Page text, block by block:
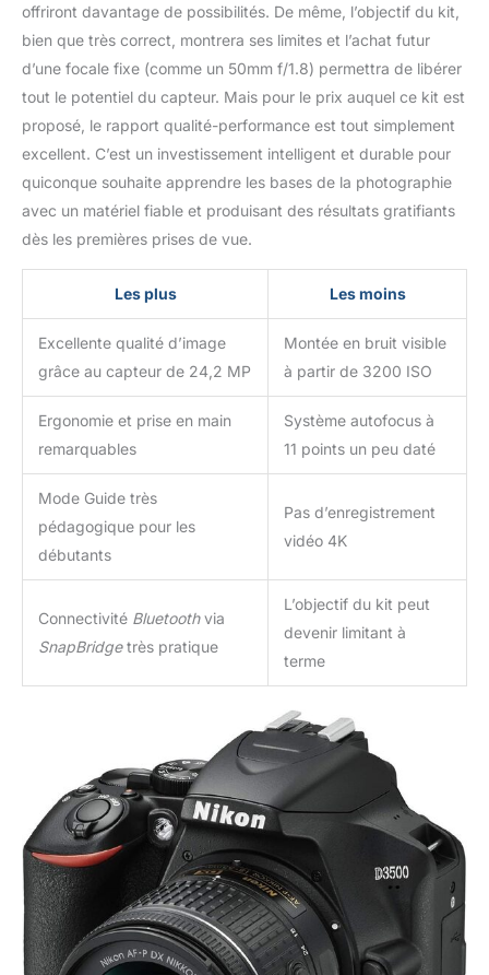
offriront davantage de possibilités. De même, l’objectif du kit,
bien que très correct, montrera ses limites et l’achat futur
d’une focale fixe (comme un 50mm f/1.8) permettra de libérer
tout le potentiel du capteur. Mais pour le prix auquel ce kit est
proposé, le rapport qualité-performance est tout simplement
excellent. C’est un investissement intelligent et durable pour
quiconque souhaite apprendre les bases de la photographie
avec un matériel fiable et produisant des résultats gratifiants
dès les premières prises de vue.
Les plus Les moins
Excellente qualité d’image
grâce au capteur de 24,2 MP
Montée en bruit visible
à partir de 3200 ISO
Ergonomie et prise en main
remarquables
Système autofocus à
11 points un peu daté
Mode Guide très
pédagogique pour les
débutants
Pas d’enregistrement
vidéo 4K
Connectivité Bluetoothvia
SnapBridgetrès pratique
L’objectif du kit peut
devenir limitant à
terme